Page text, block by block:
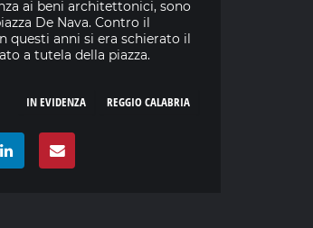
ai beni architettonici, sono
De Nava. Contro il
questi anni si era schierato il
a tutela della piazza.
REGGIO CALABRIA
IN EVIDENZA